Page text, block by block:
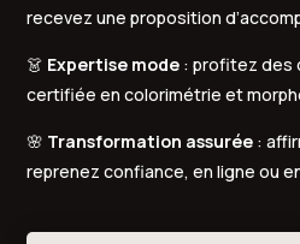
recevez une proposition
👗 Expertise mode : profitez des
certifiée en colorimétrie et
🌸 Transformation assurée :
reprenez confiance, en ligne ou